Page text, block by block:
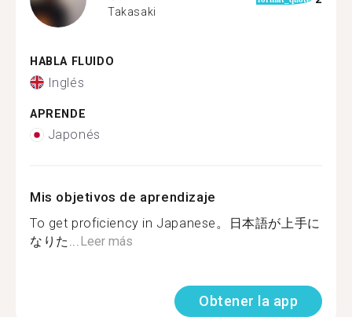
Takasaki
HABLA FLUIDO
Inglés
APRENDE
Japonés
Mis objetivos de aprendizaje
To get proficiency in Japanese。日本語が上手に
なりた...Leer más
Obtener la app